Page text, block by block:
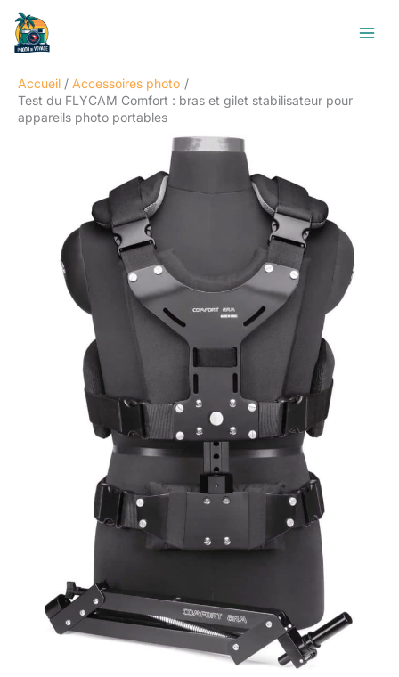
Aller
contenu
Accueil
Accessoires photo
Test du FLYCAM Comfort : bras et gilet stabilisateur pour
appareils photo portables
R
e
h